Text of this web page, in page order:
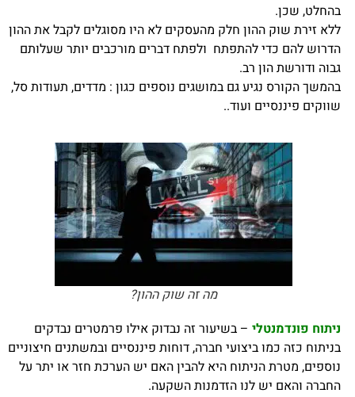
בהחלט, שכן.
ללא זירת שוק ההון חלק מהעסקים לא היו מסוגלים לקבל את ההון
הדרוש להם כדי להתפתח ולפתח דברים מורכבים יותר שעלותם
גבוה ודורשת הון רב.
בהמשך הקורס נגיע גם במושגים נוספים כגון : מדדים, תעודות סל,
שווקים פיננסיים ועוד..
מה זה שוק ההון?
ניתוח פונדמנטלי– בשיעור זה נבדוק אילו פרמטרים נבדקים
בניתוח כזה כמו ביצועי חברה, דוחות פיננסיים ובמשתנים חיצוניים
נוספים, מטרת הניתוח היא להבין האם יש הערכת חזר או יתר על
החברה והאם יש לנו הזדמנות השקעה.